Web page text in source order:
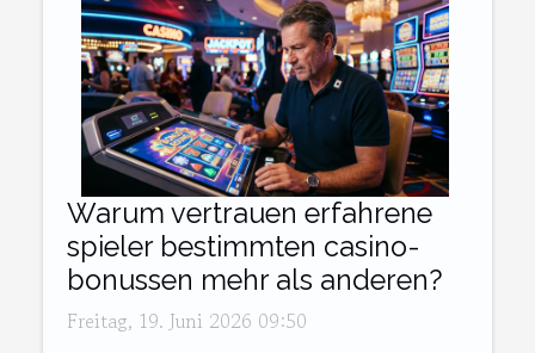
Warum vertrauen erfahrene
spieler bestimmten casino-
bonussen mehr als anderen?
Freitag, 19. Juni 2026 09:50